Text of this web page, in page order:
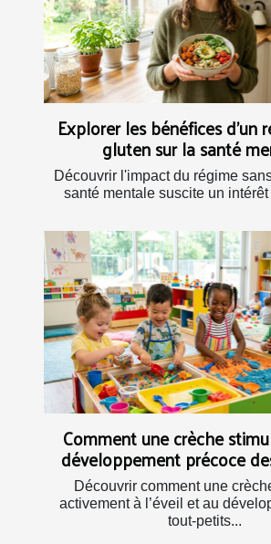
Explorer les bénéfices d'un
gluten sur la santé
Découvrir l'impact du régime
santé mentale suscite un intérêt
Comment une crèche
développement précoce
Découvrir comment une
activement à l’éveil et au
tout-petits...